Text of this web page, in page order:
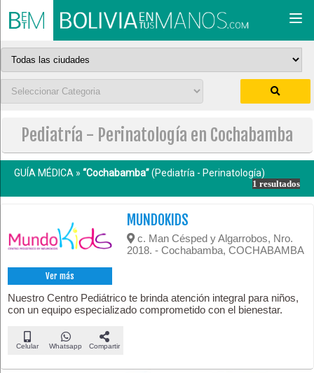
Pediatría - Perinatología en Cochabamba
GUÍA MÉDICA » “Cochabamba”(Pediatría - Perinatología)
1 resultados
Ver más
MUNDOKIDS
c. Man Césped y Algarrobos, Nro.
2018. - Cochabamba, COCHABAMBA
Nuestro Centro Pediátrico te brinda atención integral para niños,
con un equipo especializado comprometido con el bienestar.
Celular Whatsapp Compartir